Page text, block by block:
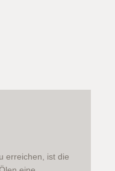
erreichen, ist die